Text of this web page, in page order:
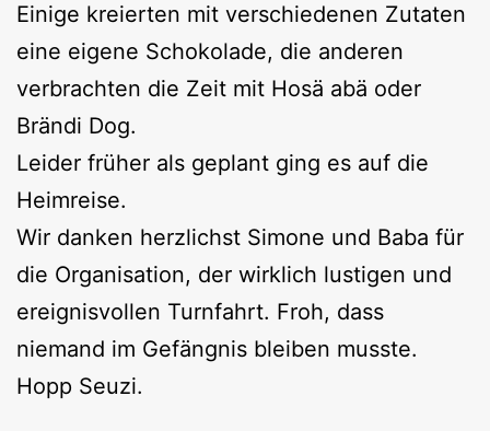
Einige kreierten mit verschiedenen Zutaten
eine eigene Schokolade, die anderen
verbrachten die Zeit mit Hosä abä oder
Brändi Dog.
Leider früher als geplant ging es auf die
Heimreise.
Wir danken herzlichst Simone und Baba für
die Organisation, der wirklich lustigen und
ereignisvollen Turnfahrt. Froh, dass
niemand im Gefängnis bleiben musste.
Hopp Seuzi.